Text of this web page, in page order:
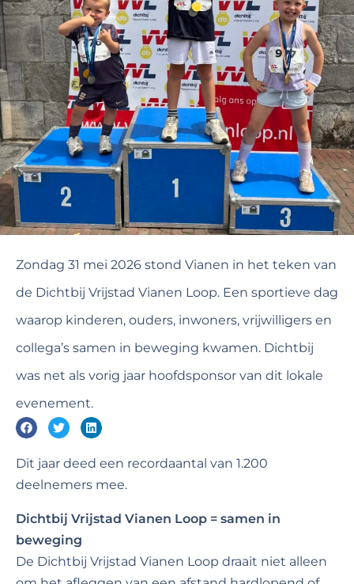
Zondag 31 mei 2026 stond Vianen in het teken van
de Dichtbij Vrijstad Vianen Loop. Een sportieve dag
waarop kinderen, ouders, inwoners, vrijwilligers en
collega’s samen in beweging kwamen. Dichtbij
was net als vorig jaar hoofdsponsor van dit lokale
evenement.
Dit jaar deed een recordaantal van 1.200
deelnemers mee.
Dichtbij Vrijstad Vianen Loop = samen in
beweging
De Dichtbij Vrijstad Vianen Loop draait niet alleen